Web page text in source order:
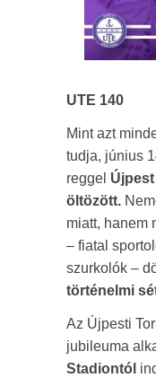
UTE 140
Mint azt
tudja, június
reggel
öltözött.
miatt, hanem
– fiatal
szurkolók –
történelmi
Az Újpesti
jubileuma
Stadiontól